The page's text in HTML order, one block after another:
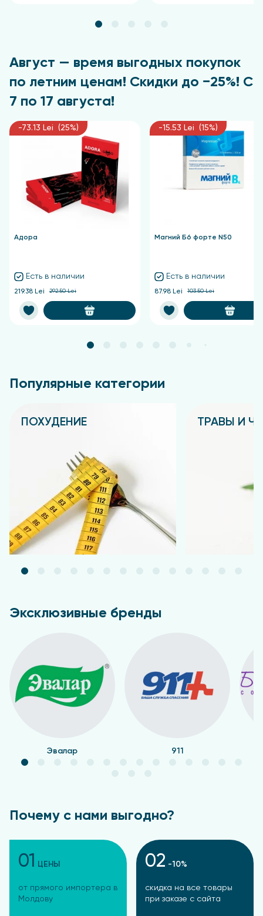
Август — время выгодных покупок
по летним ценам! Скидки до −25%! С
7 по 17 августа!
-73.13 Lei (25%)
Адора
Есть в наличии
219.38 Lei 292.50 Lei
-15.53 Lei (15%)
Магний Б6 форте N50
Есть в наличии
87.98 Lei 103.50 Lei
Популярные категории
ПОХУДЕНИЕ ТРАВЫ И
Эксклюзивные бренды
Эвалар 911
Почему с нами выгодно?
01 ЦЕНЫ
от прямого импортера в
Молдову
02 -10%
скидка на все товары
при заказе с сайта